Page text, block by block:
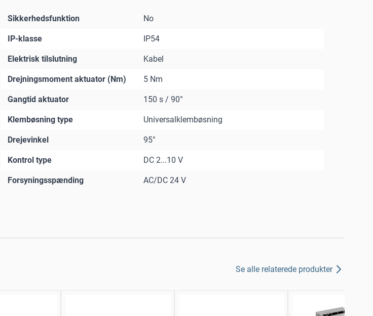
Sikkerhedsfunktion No
IP-klasse IP54
Elektrisk tilslutning Kabel
Drejningsmoment aktuator (Nm) 5 Nm
Gangtid aktuator 150 s / 90°
Klembøsning type Universalklembøsning
Drejevinkel 95°
Kontrol type DC 2...10 V
Forsyningsspænding AC/DC 24 V
Se alle relaterede produkter